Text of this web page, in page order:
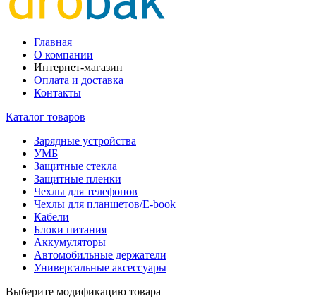
Главная
О компании
Интернет-магазин
Оплата и доставка
Контакты
Каталог товаров
Зарядные устройства
УМБ
Защитные стекла
Защитные пленки
Чехлы для телефонов
Чехлы для планшетов/E-book
Кабели
Блоки питания
Аккумуляторы
Автомобильные держатели
Универсальные аксессуары
Выберите модификацию товара